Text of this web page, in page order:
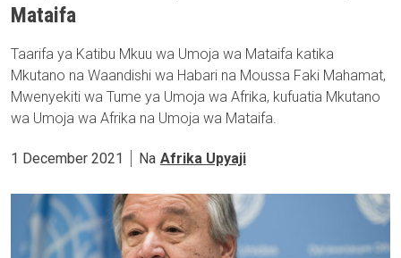
Mataifa
Taarifa ya Katibu Mkuu wa Umoja wa Mataifa katika
Mkutano na Waandishi wa Habari na Moussa Faki Mahamat,
Mwenyekiti wa Tume ya Umoja wa Afrika, kufuatia Mkutano
wa Umoja wa Afrika na Umoja wa Mataifa.
1 December 2021 Na Afrika Upyaji